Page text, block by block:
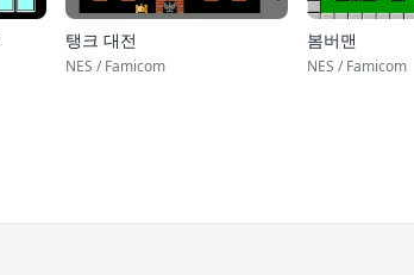
탱크 대전
NES / Famicom
봄버맨
NES / Famicom